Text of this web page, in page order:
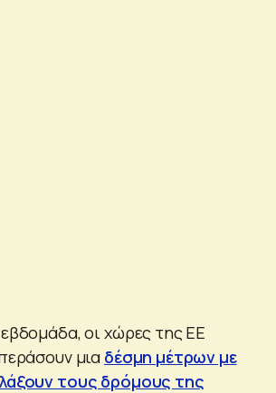
οι χώρες της ΕΕ
μια δέσμη μέτρων με
τους δρόμους της